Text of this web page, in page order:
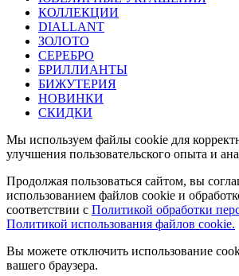
КОЛЛЕКЦИИ
DIALLANT
ЗОЛОТО
СЕРЕБРО
БРИЛЛИАНТЫ
БИЖУТЕРИЯ
НОВИНКИ
СКИДКИ
Мы используем файлы cookie для
улучшения пользовательского опыта и
Продолжая пользоваться сайтом, вы
использованием файлов cookie и
соответствии с Политикой обработки
Политикой использования файлов cookie.
Вы можете отключить использование
вашего браузера.